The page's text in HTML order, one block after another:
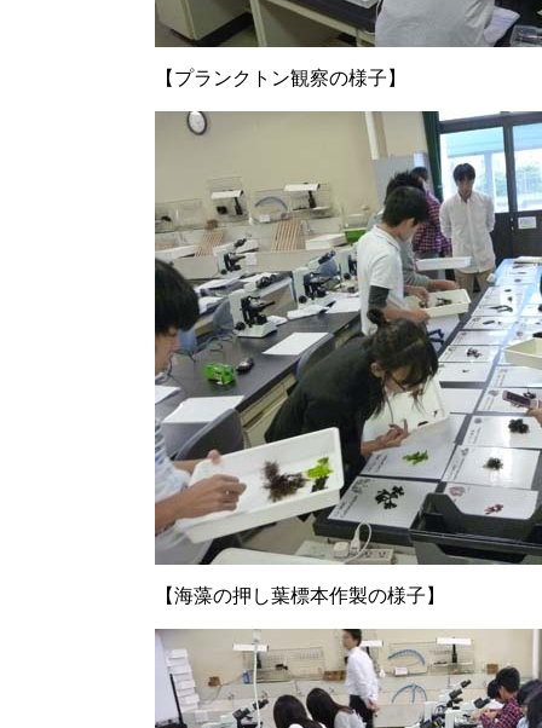
【プランクトン観察の様子】
【海藻の押し葉標本作製の様子】